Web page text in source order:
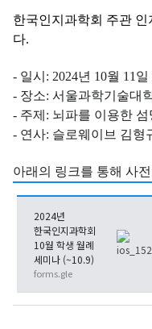
한국인지과학회 주관
다.
- 일시: 2024년 10월 11일
- 장소: 서울과학기술대
- 주제: 뇌파를 이용한
- 연사: 슬로웨이브 김형
아래의 링크를 통해 사
2024년
한국인지과학회
10월 학생 월례
세미나 (~10.9)
forms.gle